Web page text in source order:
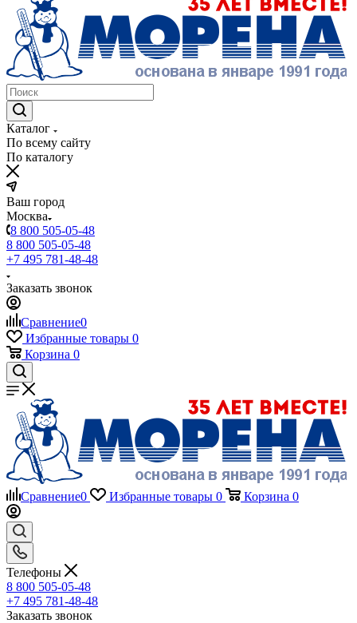
Каталог
По всему сайту
По каталогу
Ваш город
Москва
8 800 505-05-48
8 800 505-05-48
+7 495 781-48-48
Заказать звонок
Сравнение0
Избранные товары 0
Корзина 0
Сравнение0 Избранные товары 0 Корзина 0
Телефоны
8 800 505-05-48
+7 495 781-48-48
Заказать звонок